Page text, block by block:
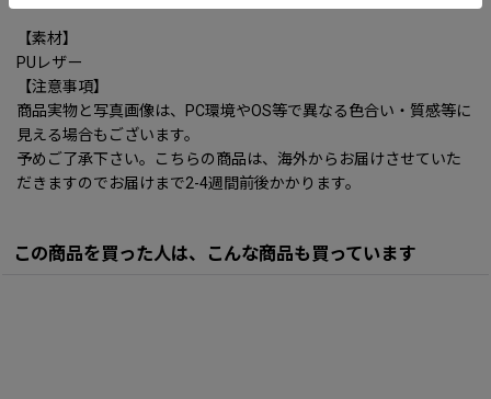
【素材】
PUレザー
【注意事項】
商品実物と写真画像は、PC環境やOS等で異なる色合い・質感等に
見える場合もございます。
予めご了承下さい。こちらの商品は、海外からお届けさせていた
だきますのでお届けまで2-4週間前後かかります。
この商品を買った人は、こんな商品も買っています